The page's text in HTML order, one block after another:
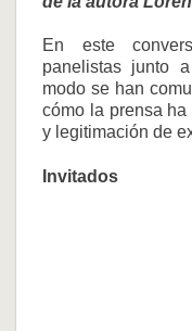
En este
panelistas junto
modo se han
cómo la prensa
y legitimación de
Invitados